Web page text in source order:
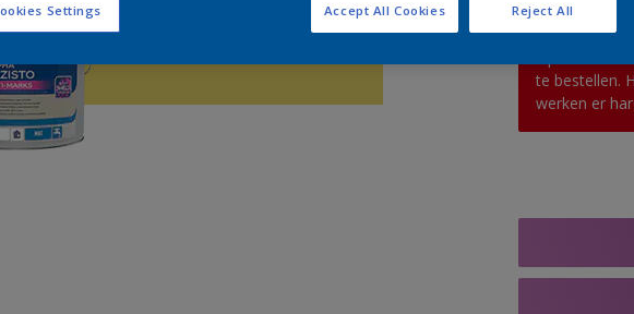
Op dit
te bestellen.
werken er
Settings Reject All
Accept All Cookies